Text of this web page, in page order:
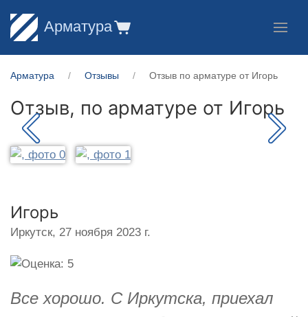
Арматура
Арматура Отзывы Отзыв по арматуре от Игорь
Отзыв, по арматуре от Игорь
Игорь
Иркутск, 27 ноября 2023 г.
Все хорошо. С Иркутска, приехал